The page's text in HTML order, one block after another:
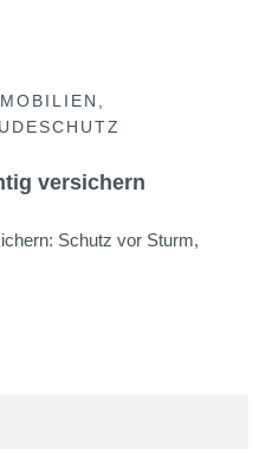
versichern
Schutz vor Sturm,